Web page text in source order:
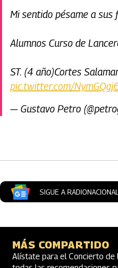
Mi sentido pésame a sus
Alumnos Curso de
ST. (4 año)Cortes
pic.twitter.com/
— Gustavo Petro
SIGUE A
MÁS COMPARTIDO
Alístate para el Concierto de